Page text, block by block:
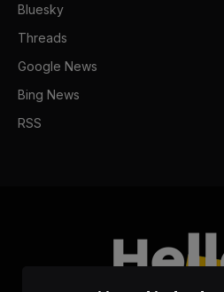
Bluesky
Threads
Google News
Bing News
RSS